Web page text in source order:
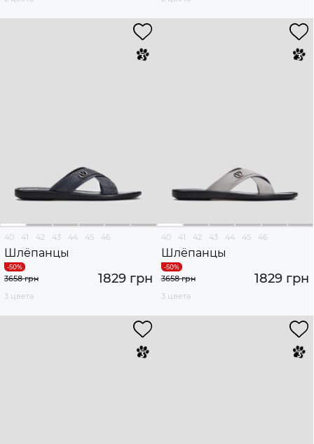
40 41 42 43 44 45 46
Шлёпанцы
1829 грн
3658 грн
3 цвета
40 41 42 43 44 45 46
Шлёпанцы
1829 грн
3658 грн
3 цвета